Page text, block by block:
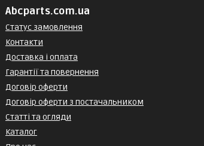
Abcparts.com.ua
Статус замовлення
Контакти
Доставка і оплата
Гарантії та повернення
Договір оферти
Договір оферти з постачальником
Статті та огляди
Каталог